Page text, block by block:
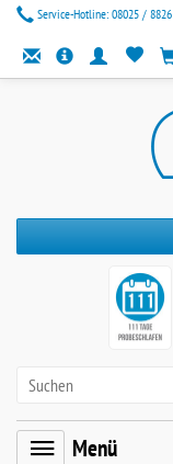
Service-Hotline: 08025 / 8826
Menü